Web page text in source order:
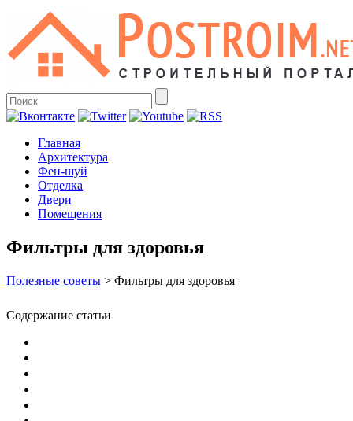
Главная
Архитектура
Фен-шуй
Отделка
Двери
Помещения
Фильтры для здоровья
Полезные советы > Фильтры для здоровья
Содержание статьи